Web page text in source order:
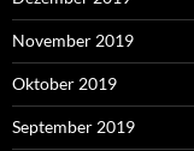
November 2019
Oktober 2019
September 2019